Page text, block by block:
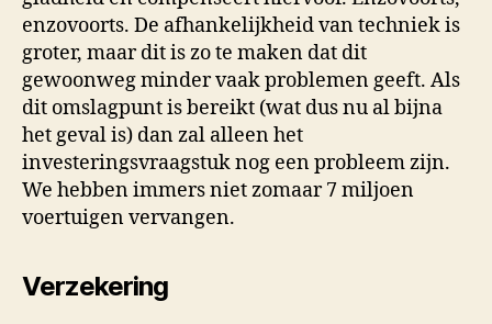
enzovoorts. De afhankelijkheid van techniek is
groter, maar dit is zo te maken dat dit
gewoonweg minder vaak problemen geeft. Als
dit omslagpunt is bereikt (wat dus nu al bijna
het geval is) dan zal alleen het
investeringsvraagstuk nog een probleem zijn.
We hebben immers niet zomaar 7 miljoen
voertuigen vervangen.
Verzekering